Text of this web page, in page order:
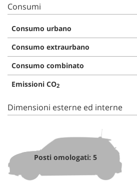
Consumi
Consumo urbano
Consumo extraurbano
Consumo combinato
Emissioni CO2
Dimensioni esterne ed interne
Posti omologati: 5